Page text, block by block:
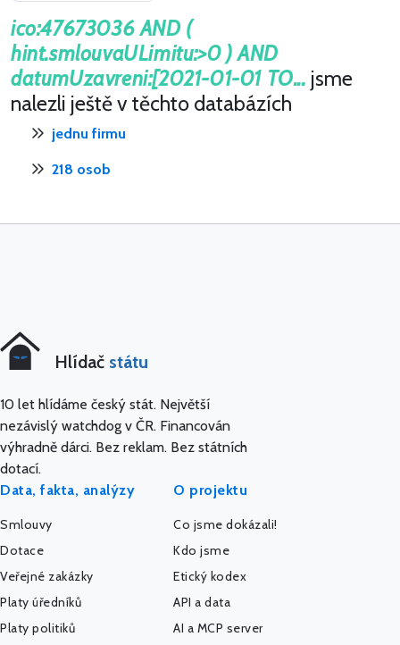
ico:47673036 AND (
hint.smlouvaULimitu:>0 ) AND
datumUzavreni:[2021-01-01 TO... jsme
nalezli ještě v těchto databázích
jednu firmu
218 osob
Hlídač státu
10 let hlídáme český stát. Největší
nezávislý watchdog v ČR. Financován
výhradně dárci. Bez reklam. Bez státních
dotací.
Data, fakta, analýzy
Smlouvy
Dotace
Veřejné zakázky
Platy úředníků
Platy politiků
O projektu
Co jsme dokázali!
Kdo jsme
Etický kodex
API a data
AI a MCP server